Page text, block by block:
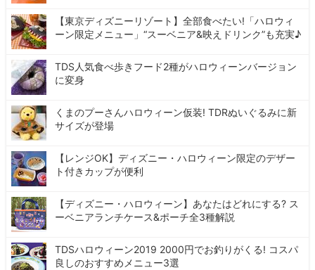
【東京ディズニーリゾート】全部食べたい!「ハロウィ
ーン限定メニュー」“スーベニア&映えドリンク”も充実♪
TDS人気食べ歩きフード2種がハロウィーンバージョン
に変身
くまのプーさんハロウィーン仮装! TDRぬいぐるみに新
サイズが登場
【レンジOK】ディズニー・ハロウィーン限定のデザー
ト付きカップが便利
【ディズニー・ハロウィーン】あなたはどれにする? ス
ーベニアランチケース&ポーチ全3種解説
TDSハロウィーン2019 2000円でお釣りがくる! コスパ
良しのおすすめメニュー3選